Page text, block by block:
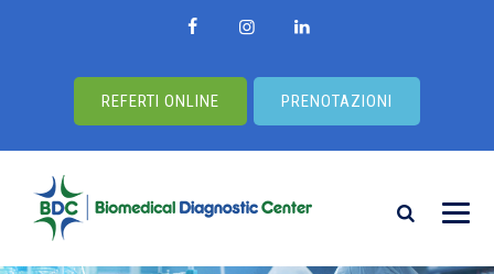
REFERTI ONLINE PRENOTAZIONI